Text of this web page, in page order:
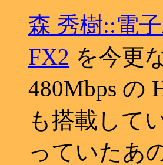
森 秀樹::電
FX2 を今更
480Mbps の
も搭載して
っていたあ